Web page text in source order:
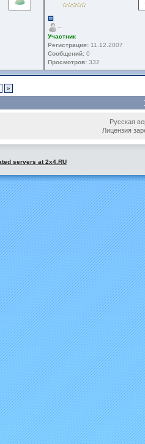
--
Участник
Регистрация: 11.12.2007
Сообщений: 0
Просмотров: 332
»
Русская
Лицензия
servers at 2x4.RU